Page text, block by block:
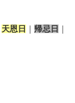
天恩日 帰忌日